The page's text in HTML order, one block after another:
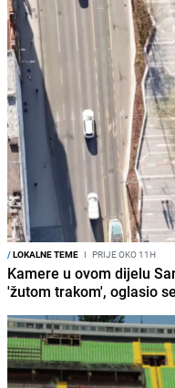
/LOKALNE TEME I PRIJE OKO 11H
Kamere u ovom dijelu
'žutom trakom', oglasio